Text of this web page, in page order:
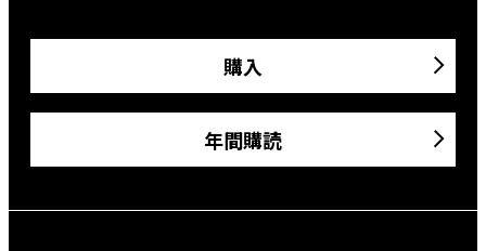
購入
年間購読